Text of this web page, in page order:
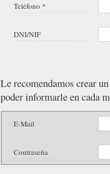
Teléfono *
DNI/NIF
Le recomendamos crear
poder informarle en cada
E-Mail
Contraseña